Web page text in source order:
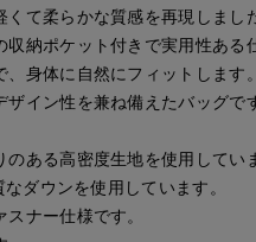
くて柔らかな質感を再現しま
収納ポケット付きで実用性ある
、身体に自然にフィットします
ザイン性を兼ね備えたバッグで
のある高密度生地を使用してい
なダウンを使用しています。
スナー仕様です。